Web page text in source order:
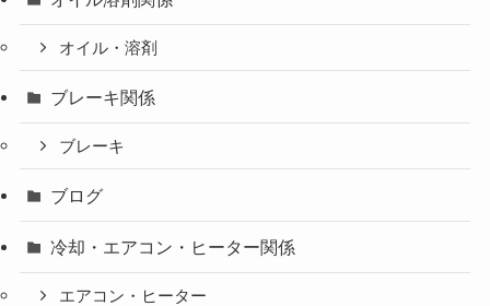
オイル・溶剤
ブレーキ関係
ブレーキ
ブログ
冷却・エアコン・ヒーター関係
エアコン・ヒーター